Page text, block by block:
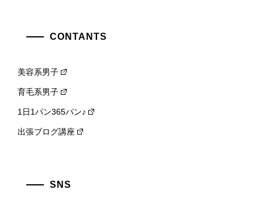
CONTANTS
美容系男子
育毛系男子
1日1パン365パン♪
出張ブログ講座
SNS